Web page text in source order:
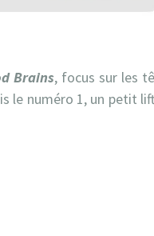
Brains, focus sur les
le numéro 1, un petit